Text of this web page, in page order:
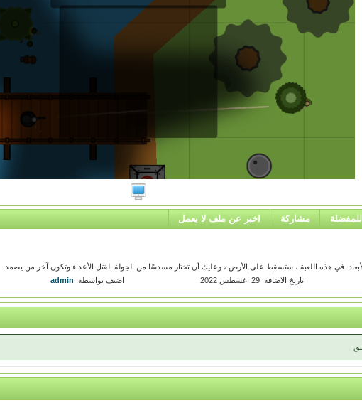
مشاركة اخبر عن ملف لا يعمل
تاريخ الاضافه: 29 اغسطس 2022 اضيف بواسطة: admin